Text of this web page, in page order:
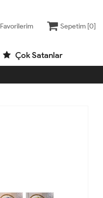
Favorilerim Sepetim [0]
Çok Satanlar